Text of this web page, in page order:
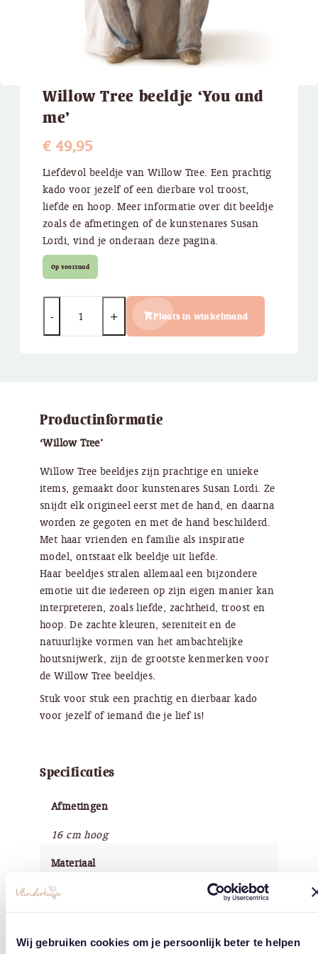
Wij gebruiken cookies om je persoonlijk beter te helpen
Willow Tree beeldje ‘You and
me’
€49,95
Liefdevol beeldje van Willow Tree. Een prachtig
kado voor jezelf of een dierbare vol troost,
liefde en hoop. Meer informatie over dit beeldje
zoals de afmetingen of de kunstenares Susan
Lordi, vind je onderaan deze pagina.
Op voorraad
Plaats in winkelmand
Productinformatie
‘Willow Tree’
Willow Tree beeldjes zijn prachtige en unieke
items, gemaakt door kunstenares Susan Lordi. Ze
snijdt elk origineel eerst met de hand, en daarna
worden ze gegoten en met de hand beschilderd.
Met haar vrienden en familie als inspiratie
model, ontstaat elk beeldje uit liefde.
Haar beeldjes stralen allemaal een bijzondere
emotie uit die iedereen op zijn eigen manier kan
interpreteren, zoals liefde, zachtheid, troost en
hoop. De zachte kleuren, sereniteit en de
natuurlijke vormen van het ambachtelijke
houtsnijwerk, zijn de grootste kenmerken voor
de Willow Tree beeldjes.
Stuk voor stuk een prachtig en dierbaar kado
voor jezelf of iemand die je lief is!
Specificaties
Afmetingen
16 cm hoog
Materiaal
Kunsthars
Handbeschilderd